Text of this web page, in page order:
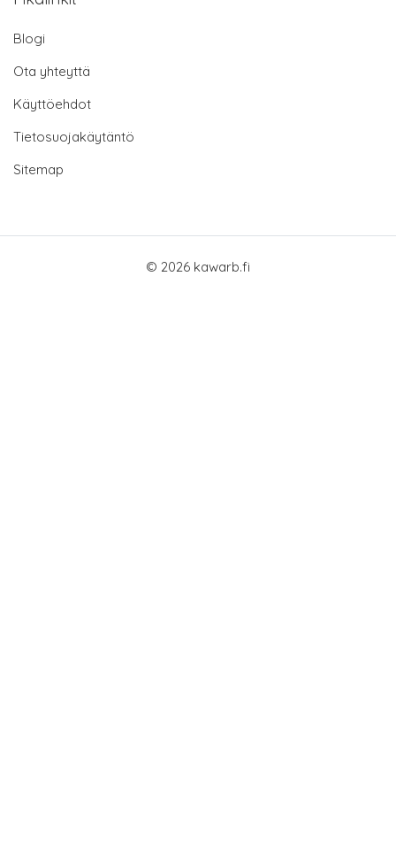
Blogi
Ota yhteyttä
Käyttöehdot
Tietosuojakäytäntö
Sitemap
© 2026 kawarb.fi